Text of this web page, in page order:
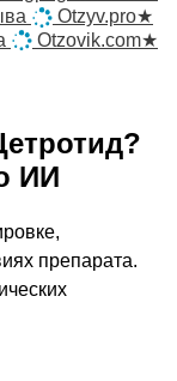
Otzyv.pro★
Otzovik.com★
?
ИИ
препарата.